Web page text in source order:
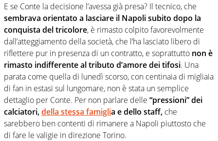
E se Conte la decisione l’avessa già presa? Il tecnico, che
sembrava orientato a lasciare il Napoli subito dopo la
conquista del tricolore, è rimasto colpito favorevolmente
dall’atteggiamento della società, che l’ha lasciato libero di
riflettere pur in presenza di un contratto, e soprattutto non è
rimasto indifferente al tributo d’amore dei tifosi. Una
parata come quella di lunedì scorso, con centinaia di migliaia
di fan in estasi sul lungomare, non è stata un semplice
dettaglio per Conte. Per non parlare delle “pressioni” dei
calciatori,della stessa famiglia e dello staff, che
sarebbero ben contenti di rimanere a Napoli piuttosto che
di fare le valigie in direzione Torino.